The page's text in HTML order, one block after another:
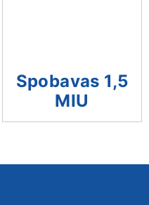
Spobavas 1,5
MIU